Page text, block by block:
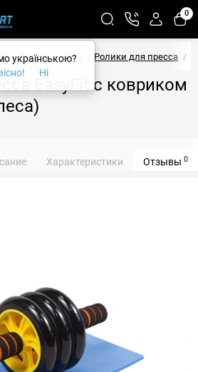
0
Фитнес и йога Ролики для пресса
EasyFit с ковриком
Характеристики Отзывы 0
українською?
Ні